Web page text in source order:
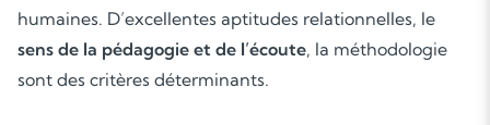
humaines. D’excellentes aptitudes relationnelles, le
sens de la pédagogie et de l’écoute, la méthodologie
sont des critères déterminants.